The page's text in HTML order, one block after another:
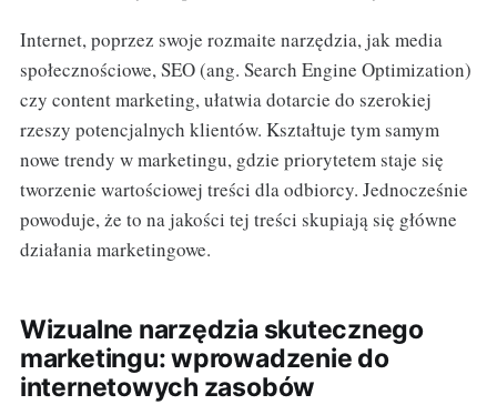
Internet, poprzez swoje rozmaite narzędzia, jak media
społecznościowe, SEO (ang. Search Engine Optimization)
czy content marketing, ułatwia dotarcie do szerokiej
rzeszy potencjalnych klientów. Kształtuje tym samym
nowe trendy w marketingu, gdzie priorytetem staje się
tworzenie wartościowej treści dla odbiorcy. Jednocześnie
powoduje, że to na jakości tej treści skupiają się główne
działania marketingowe.
Wizualne narzędzia skutecznego
marketingu: wprowadzenie do
internetowych zasobów